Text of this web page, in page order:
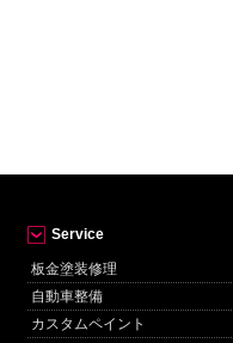
Service
板金塗装修理
自動車整備
カスタムペイント